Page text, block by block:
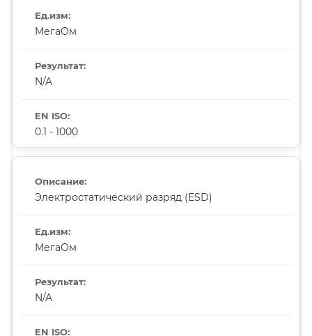
МегаОм
N/A
0.1 - 1000
Электростатический разряд (ESD)
МегаОм
N/A